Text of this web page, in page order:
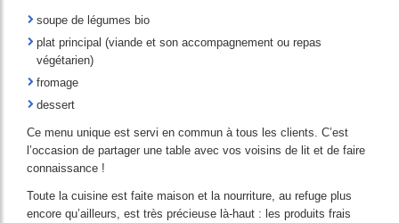
soupe de légumes bio
plat principal (viande et son accompagnement ou repas
végétarien)
fromage
dessert
Ce menu unique est servi en commun à tous les clients. C’est
l’occasion de partager une table avec vos voisins de lit et de faire
connaissance !
Toute la cuisine est faite maison et la nourriture, au refuge plus
encore qu’ailleurs, est très précieuse là-haut : les produits frais